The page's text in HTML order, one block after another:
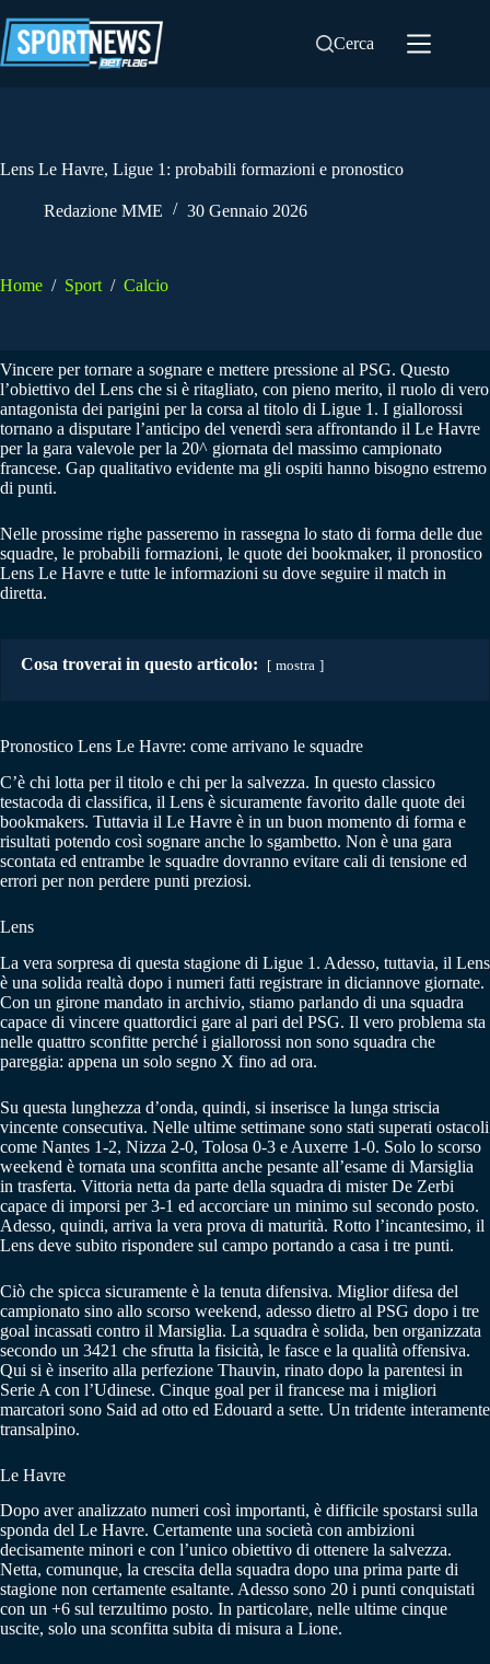
al
contenuto
Cerca
Lens Le Havre, Ligue 1: probabili formazioni e pronostico
Redazione MME 30 Gennaio 2026
Home / Sport / Calcio
Vincere per tornare a sognare e mettere pressione al PSG. Questo
l’obiettivo del Lens che si è ritagliato, con pieno merito, il ruolo di vero
antagonista dei parigini per la corsa al titolo di Ligue 1. I giallorossi
tornano a disputare l’anticipo del venerdì sera affrontando il Le Havre
per la gara valevole per la 20^ giornata del massimo campionato
francese. Gap qualitativo evidente ma gli ospiti hanno bisogno estremo
di punti.
Nelle prossime righe passeremo in rassegna lo stato di forma delle due
squadre, le probabili formazioni, le quote dei bookmaker, il pronostico
Lens Le Havre e tutte le informazioni su dove seguire il match in
diretta.
Cosa troverai in questo articolo: mostra
Pronostico Lens Le Havre: come arrivano le squadre
C’è chi lotta per il titolo e chi per la salvezza. In questo classico
testacoda di classifica, il Lens è sicuramente favorito dalle quote dei
bookmakers. Tuttavia il Le Havre è in un buon momento di forma e
risultati potendo così sognare anche lo sgambetto. Non è una gara
scontata ed entrambe le squadre dovranno evitare cali di tensione ed
errori per non perdere punti preziosi.
Lens
La vera sorpresa di questa stagione di Ligue 1. Adesso, tuttavia, il Lens
è una solida realtà dopo i numeri fatti registrare in diciannove giornate.
Con un girone mandato in archivio, stiamo parlando di una squadra
capace di vincere quattordici gare al pari del PSG. Il vero problema sta
nelle quattro sconfitte perché i giallorossi non sono squadra che
pareggia: appena un solo segno X fino ad ora.
Su questa lunghezza d’onda, quindi, si inserisce la lunga striscia
vincente consecutiva. Nelle ultime settimane sono stati superati ostacoli
come Nantes 1-2, Nizza 2-0, Tolosa 0-3 e Auxerre 1-0. Solo lo scorso
weekend è tornata una sconfitta anche pesante all’esame di Marsiglia
in trasferta. Vittoria netta da parte della squadra di mister De Zerbi
capace di imporsi per 3-1 ed accorciare un minimo sul secondo posto.
Adesso, quindi, arriva la vera prova di maturità. Rotto l’incantesimo, il
Lens deve subito rispondere sul campo portando a casa i tre punti.
Ciò che spicca sicuramente è la tenuta difensiva. Miglior difesa del
campionato sino allo scorso weekend, adesso dietro al PSG dopo i tre
goal incassati contro il Marsiglia. La squadra è solida, ben organizzata
secondo un 3421 che sfrutta la fisicità, le fasce e la qualità offensiva.
Qui si è inserito alla perfezione Thauvin, rinato dopo la parentesi in
Serie A con l’Udinese. Cinque goal per il francese ma i migliori
marcatori sono Said ad otto ed Edouard a sette. Un tridente interamente
transalpino.
Le Havre
Dopo aver analizzato numeri così importanti, è difficile spostarsi sulla
sponda del Le Havre. Certamente una società con ambizioni
decisamente minori e con l’unico obiettivo di ottenere la salvezza.
Netta, comunque, la crescita della squadra dopo una prima parte di
stagione non certamente esaltante. Adesso sono 20 i punti conquistati
con un +6 sul terzultimo posto. In particolare, nelle ultime cinque
uscite, solo una sconfitta subita di misura a Lione.